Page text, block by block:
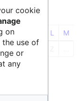
I L
M
ou
cookie
on
the use of
or
any